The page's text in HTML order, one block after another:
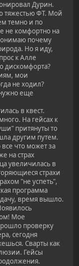
Дурин.
тяжестью ФТ. Мой
темно и по
не комфортно на
почему
Но я иду,
к Алле
дискомфорта?
мои
не ходил?
еще
в квест.
На гейсах к
притянуты то
другим путем.
что может за
на страх
увеличилась в
страхи
"не успеть",
программа
время вышло.
Мое
проверку
сегодня
Сварты как
Гейсы